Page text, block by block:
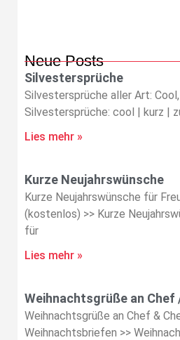
Neue Posts
Silvestersprüche
Silvestersprüche aller Art:
Silvestersprüche: cool | kurz |
Lies mehr »
Kurze Neujahrswünsche
Kurze Neujahrswünsche für
(kostenlos) >> Kurze
für
Lies mehr »
Weihnachtsgrüße an Chef
Weihnachtsgrüße an Chef &
Weihnachtsbriefen >>